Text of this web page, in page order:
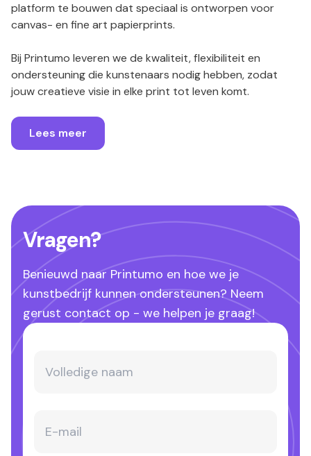
platform te bouwen dat speciaal is ontworpen voor
canvas- en fine art papierprints.
Bij Printumo leveren we de kwaliteit, flexibiliteit en
ondersteuning die kunstenaars nodig hebben, zodat
jouw creatieve visie in elke print tot leven komt.
Lees meer
Vragen?
Benieuwd naar Printumo en hoe we je
kunstbedrijf kunnen ondersteunen? Neem
gerust contact op - we helpen je graag!